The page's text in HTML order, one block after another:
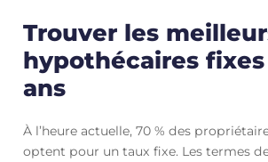
Trouver les
hypothécaires fixes
ans
À l’heure actuelle, 70 % des
optent pour un taux fixe. Les termes